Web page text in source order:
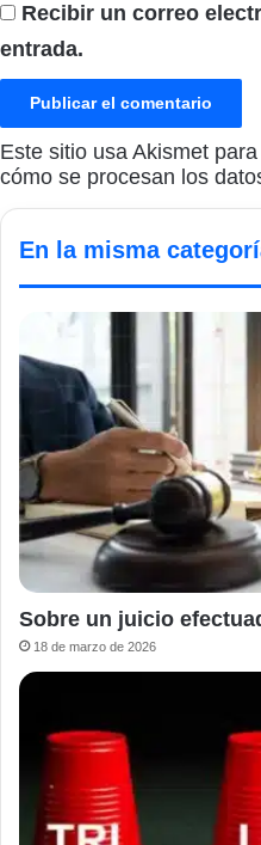
Recibir un correo
entrada.
Este sitio usa Akismet
cómo se procesan los
En la misma
Sobre un juicio
18 de marzo de 2026